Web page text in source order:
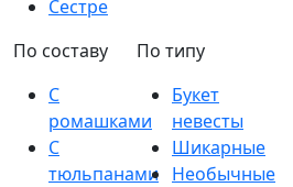
Сестре
По составу
С
ромашками
С
тюльпанами
По типу
Букет
невесты
Шикарные
Необычные